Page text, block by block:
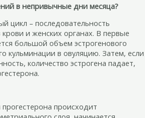
в непривычные дни месяца?
цикл – последовательность
и женских органах. В первые
большой объем эстрогенового
кульминации в овуляцию. Затем, если
количество эстрогена падает,
происходит